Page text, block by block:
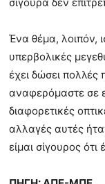
Ένα θέμα, λοιπόν,
υπερβολικές
έχει δώσει
αναφερόμαστε σε
διαφορετικές
αλλαγές αυτές
είμαι σίγουρος ότι